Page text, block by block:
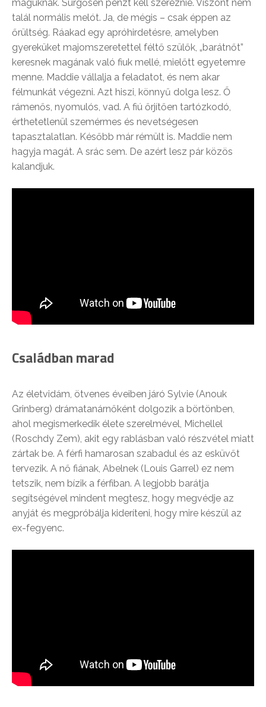
maguknak. Sürgősen pénzt kell szereznie. Viszont nem
talál normális melót. Ja, de mégis – csak éppen az
őrültség. Ráakad egy apróhirdetésre, amelyben
gyereküket majomszeretettel féltő szülők, „barátnőt”
keresnek magának való fiuk mellé, mielőtt egyetemre
menne. Maddie vállalja a feladatot, és nem akar
félmunkát végezni. Azt hiszi, könnyű dolga lesz. Ő
rámenős, nyomulós, vad. A fiú őrjítően tartózkodó,
érthetetlenül szemérmes és nevetségesen
tapasztalatlan. Később már rémült is. Maddie nem
hagyja magát. A srác sem. De azért lesz pár közös
kalandjuk.
Családban marad
Az életvidám, ötvenes éveiben járó Sylvie (Anouk
Grinberg) drámatanárnőként dolgozik a börtönben,
ahol megismerkedik élete szerelmével, Michellel
(Roschdy Zem), akit egy rablásban való részvétel miatt
zártak be. A férfi hamarosan szabadul és az esküvőt
tervezik. A nő fiának, Abelnek (Louis Garrel) ez nem
tetszik, nem bízik a férfiban. A legjobb barátja
segítségével mindent megtesz, hogy megvédje az
anyját és megpróbálja kideríteni, hogy mire készül az
ex-fegyenc.